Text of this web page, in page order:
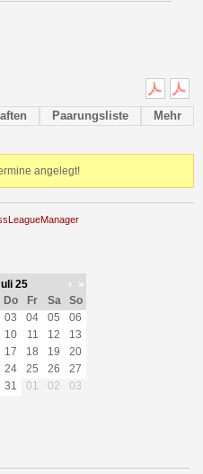
Paarungsliste Mehr
angelegt!
25 ›
»
Do Fr Sa
So
03 04 05
06
10 11 12
13
17 18 19
20
24 25 26
27
31 01 02 03